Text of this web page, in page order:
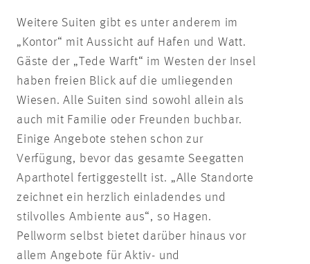
Weitere Suiten gibt es unter anderem im
„Kontor“ mit Aussicht auf Hafen und Watt.
Gäste der „Tede Warft“ im Westen der Insel
haben freien Blick auf die umliegenden
Wiesen. Alle Suiten sind sowohl allein als
auch mit Familie oder Freunden buchbar.
Einige Angebote stehen schon zur
Verfügung, bevor das gesamte Seegatten
Aparthotel fertiggestellt ist. „Alle Standorte
zeichnet ein herzlich einladendes und
stilvolles Ambiente aus“, so Hagen.
Pellworm selbst bietet darüber hinaus vor
allem Angebote für Aktiv- und